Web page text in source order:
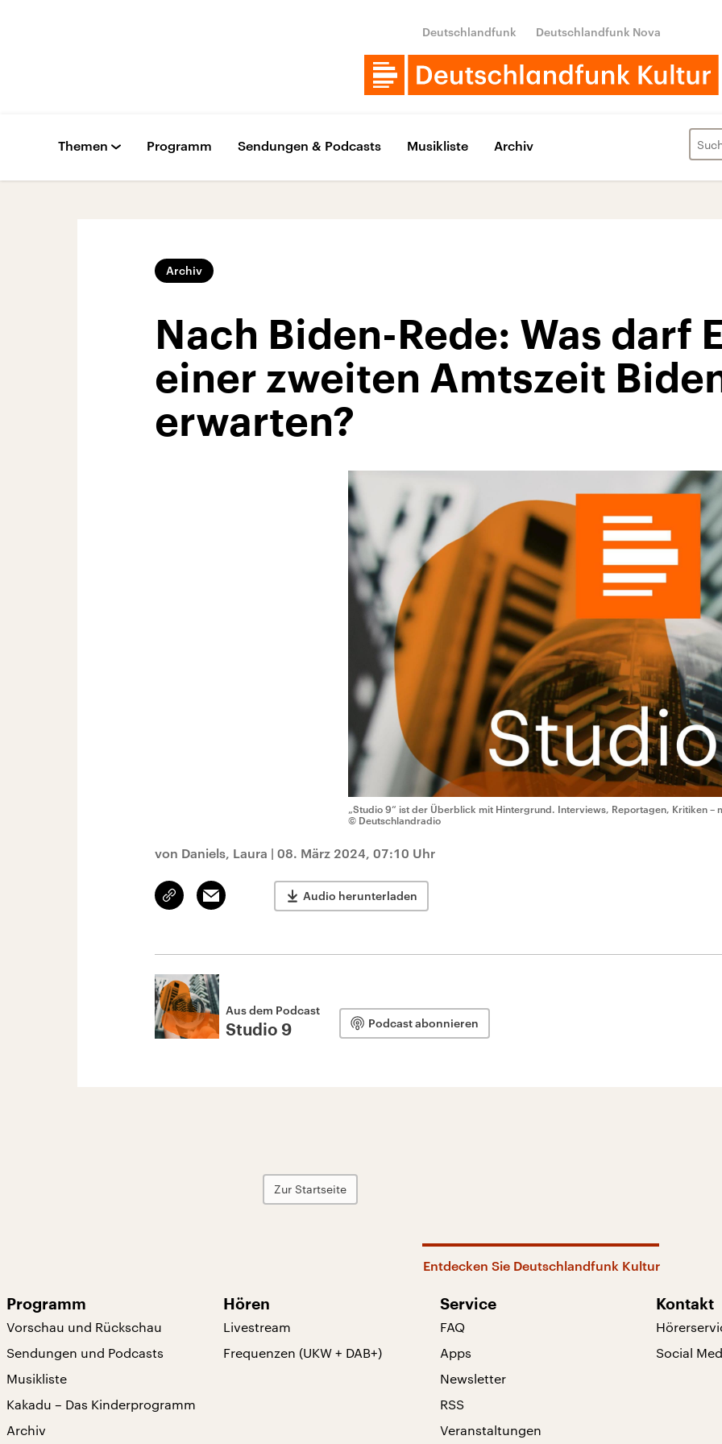
Deutschlandfunk Deutschlandfunk Nova
Themen Programm Sendungen & Podcasts Musikliste Archiv
Archiv
Nach Biden-Rede: Was darf
einer zweiten Amtszeit
erwarten?
„Studio 9“ ist der Überblick mit Hintergrund. Interviews, Reportagen, Kritiken –
© Deutschlandradio
von Daniels, Laura | 08. März 2024, 07:10 Uhr
Link
kopieren/teilen
Email Audio herunterladen
Aus dem Podcast
Studio 9 Podcast abonnieren
Zur Startseite
Entdecken Sie Deutschlandfunk Kultur
Programm
Vorschau und Rückschau
Sendungen und Podcasts
Musikliste
Kakadu – Das Kinderprogramm
Archiv
Hören
Livestream
Frequenzen (UKW + DAB+)
Service
FAQ
Apps
Newsletter
RSS
Veranstaltungen
Kontakt
Social